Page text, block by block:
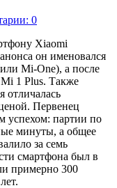
0
Xiaomi
он именовался
Mi-One), а после
1 Plus. Также
отличалась
Первенец
успехом: партии по
минуты, а общее
за семь
смартфона был в
примерно 300